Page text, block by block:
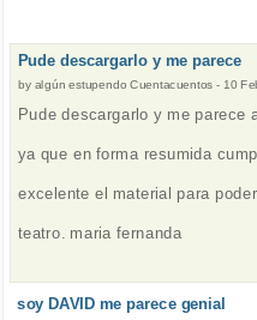
Pude descargarlo y me parece
by algún estupendo Cuentacuentos - 10
Pude descargarlo y me parece
ya que en forma resumida
excelente el material para
teatro. maria fernanda
soy DAVID me parece genial